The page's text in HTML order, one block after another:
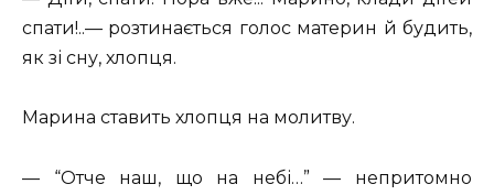
спати!..— розтинається голос материн й будить,
як зі сну, хлопця.
Марина ставить хлопця на молитву.
— “Отче наш, що на небі…” — непритомно